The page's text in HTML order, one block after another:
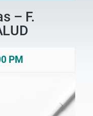
– F.
PM